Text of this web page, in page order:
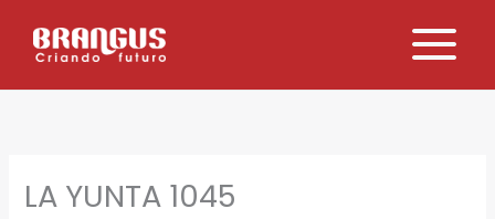
LA YUNTA 1045